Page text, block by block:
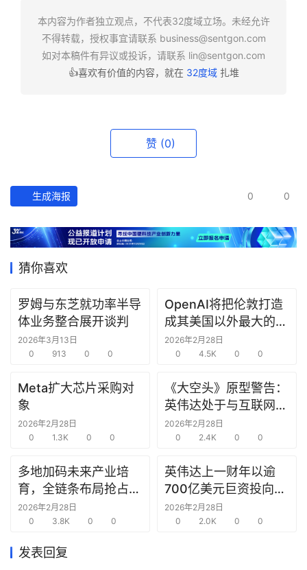
产
经
数
研
选
报
告
创
投
之
商
机
链
本内容为作者独立观点，不代表32度域立场。未经允许
不得转载，授权事宜请联系 business@sentgon.com
如对本稿件有异议或投诉，请联系 lin@sentgon.com
👍喜欢有价值的内容，就在 32度域扎堆
赞 (0)
生成海报 0 0
猜你喜欢
罗姆与东芝就功率半导
体业务整合展开谈判
2026年3月13日
0
913 0 0
OpenAI将把伦敦打造
成其美国以外最大的研
究中心
2026年2月28日
0
4.5K 0 0
Meta扩大芯片采购对
象
2026年2月28日
0
1.3K 0 0
《大空头》原型警告：
英伟达处于与互联网泡
沫时期思科同样的“危
险境地”
2026年2月28日
0
2.4K 0 0
多地加码未来产业培
育，全链条布局抢占新
赛道先机
2026年2月28日
0
3.8K 0 0
英伟达上一财年以逾
700亿美元巨资投向合
作方，竭力巩固AI芯片
需求
2026年2月28日
0
2.0K 0 0
发表回复